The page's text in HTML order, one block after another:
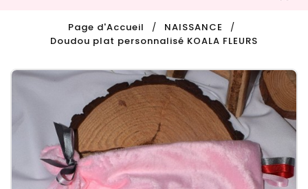
Page d'Accueil
NAISSANCE
Doudou plat personnalisé KOALA FLEURS